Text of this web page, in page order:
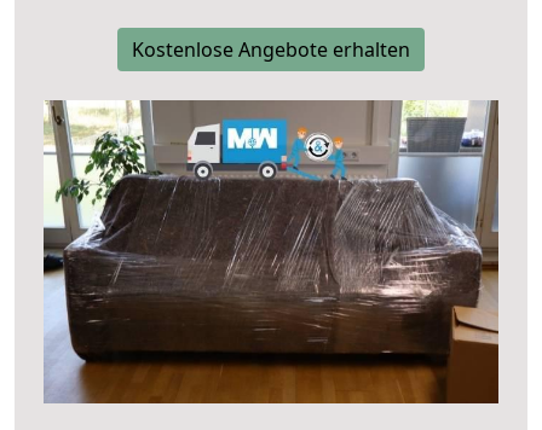
Kostenlose Angebote erhalten